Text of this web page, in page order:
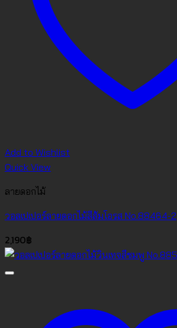
Add to Wishlist
Quick View
ลายดอกไม้
วอลเปเปอร์ลายดอกไม้สีส้มโอรส No.88464-2
2,190฿